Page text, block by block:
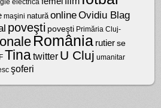
electrică
maşini natură onlineOvidiu Blag
poveşti poveşti Primăria Cluj-
România rutier se
Tinatwitter U Cluj umanitar
şoferi